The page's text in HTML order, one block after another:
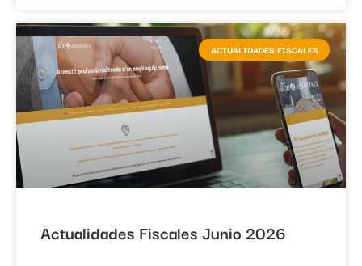
ACTUALIDADES FISCALES
Actualidades Fiscales Junio 2026